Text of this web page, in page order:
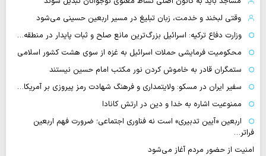
وقتی لبخند و خدمت، زبان تبلیغ در مسیر اربعین حسینی می‌شود
وزارت دفاع ترکیه: اسرائیل بزرگ‌ترین مانع صلح و ثبات پایدار در منطقه…
محکومیت فرمایشی حملات اسرائیل به غزه از سوی هشت کشور اسلامی
ستمگران قادر به خاموش کردن نور مکتب امام حسین نیستند
سفیر ایران در مسکو: ولایتمداری و فرهنگ شهادت رمز پیروزی بر آمریکا…
ممنوعیت اشاره به خدا و دین در ارتش کانادا
اربعین «آیین تدبیری» است نه فناوری اجتماعی؛ ضرورت فهم اربعین
فراتر…
امنیت از حضور مردم آغاز می‌شود